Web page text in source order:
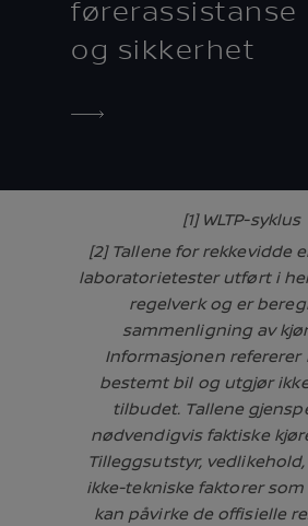
førerassistanse
og sikkerhet
[1] WLTP-syklus
[2] Tallene for rekkevidde
laboratorietester utført i
regelverk og er
sammenligning av
Informasjonen refererer
bestemt bil og utgjør
tilbudet. Tallene
nødvendigvis faktiske
Tilleggsutstyr,
ikke-tekniske faktorer
kan påvirke de offisielle